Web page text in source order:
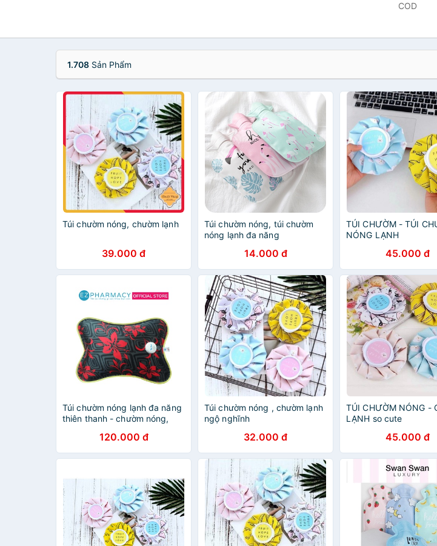
COD
1.708 Sản Phẩm
Túi chườm nóng, chườm lạnh
39.000 đ
Túi chườm nóng, túi chườm
nóng lạnh đa năng
14.000 đ
TÚI CHƯỜM - TÚI
NÓNG LẠNH
45.000 đ
Túi chườm nóng lạnh đa năng
thiên thanh - chườm nóng,
120.000 đ
Túi chườm nóng , chườm lạnh
ngộ nghĩnh
32.000 đ
TÚI CHƯỜM NÓNG -
LẠNH so cute
45.000 đ